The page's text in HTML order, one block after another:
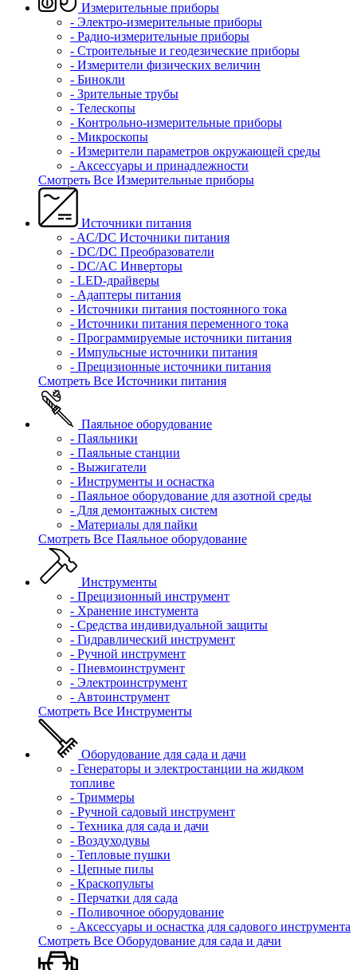
Измерительные приборы
- Электро-измерительные приборы
- Радио-измерительные приборы
- Строительные и геодезические приборы
- Измерители физических величин
- Бинокли
- Зрительные трубы
- Телескопы
- Контрольно-измерительные приборы
- Микроскопы
- Измерители параметров окружающей среды
- Аксессуары и принадлежности
Смотреть Все Измерительные приборы
Источники питания
- AC/DC Источники питания
- DC/DC Преобразователи
- DC/AC Инверторы
- LED-драйверы
- Адаптеры питания
- Источники питания постоянного тока
- Источники питания переменного тока
- Программируемые источники питания
- Импульсные источники питания
- Прецизионные источники питания
Смотреть Все Источники питания
Паяльное оборудование
- Паяльники
- Паяльные станции
- Выжигатели
- Инструменты и оснастка
- Паяльное оборудование для азотной среды
- Для демонтажных систем
- Материалы для пайки
Смотреть Все Паяльное оборудование
Инструменты
- Прецизионный инструмент
- Хранение инстумента
- Средства индивидуальной защиты
- Гидравлический инструмент
- Ручной инструмент
- Пневмоинструмент
- Электроинструмент
- Автоинструмент
Смотреть Все Инструменты
Оборудование для сада и дачи
- Генераторы и электростанции на жидком
топливе
- Триммеры
- Ручной садовый инструмент
- Техника для сада и дачи
- Воздуходувы
- Тепловые пушки
- Цепные пилы
- Краскопульты
- Перчатки для сада
- Поливочное оборудование
- Аксессуары и оснастка для садового инструмента
Смотреть Все Оборудование для сада и дачи